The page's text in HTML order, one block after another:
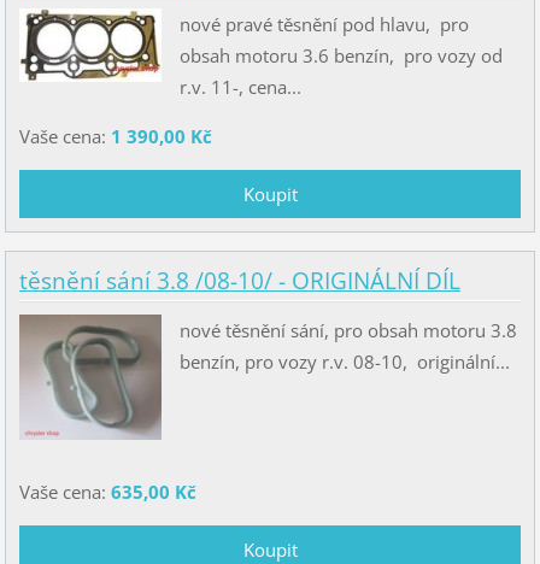
nové pravé těsnění pod hlavu, pro
obsah motoru 3.6 benzín, pro vozy od
r.v. 11-, cena...
Vaše cena: 1 390,00 Kč
těsnění sání 3.8 /08-10/ - ORIGINÁLNÍ DÍL
nové těsnění sání, pro obsah motoru 3.8
benzín, pro vozy r.v. 08-10, originální...
Vaše cena: 635,00 Kč